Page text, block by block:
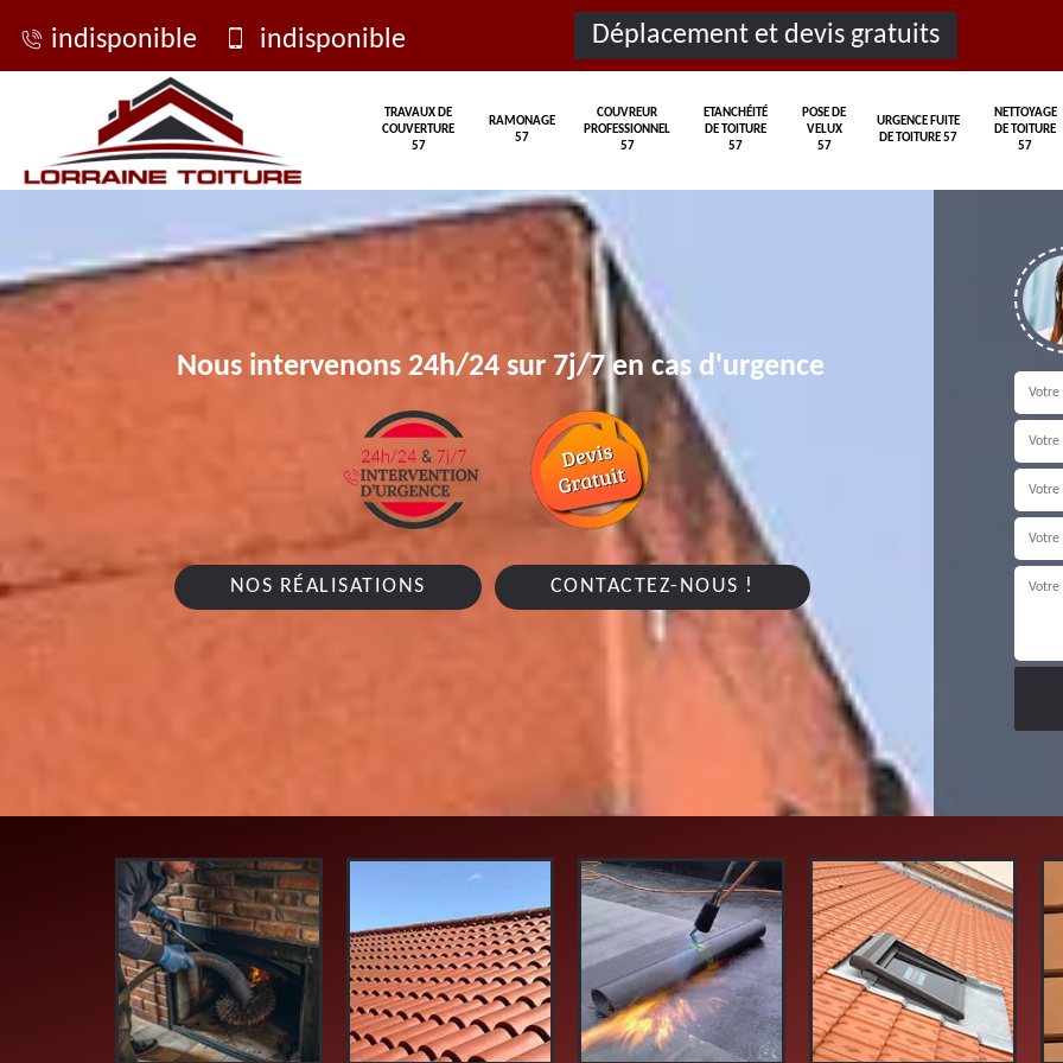
indisponible indisponible Déplacement et devis gratuits
TRAVAUX DE
COUVERTURE
57
RAMONAGE
57
COUVREUR
PROFESSIONNEL
57
ETANCHÉITÉ
DE TOITURE
57
POSE DE
VELUX
57
URGENCE FUITE
DE TOITURE 57
NETTOYAGE
DE TOITURE
57
Nous intervenons 24h/24 sur 7j/7 en cas d'urgence
NOS RÉALISATIONS CONTACTEZ-NOUS !